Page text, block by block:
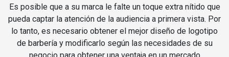
Es posible que a su marca le falte un toque extra nítido que
pueda captar la atención de la audiencia a primera vista. Por
lo tanto, es necesario obtener el mejor diseño de logotipo
de barbería y modificarlo según las necesidades de su